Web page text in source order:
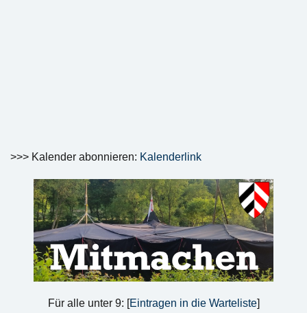
>>> Kalender abonnieren: Kalenderlink
Für alle unter 9: [Eintragen in die Warteliste]